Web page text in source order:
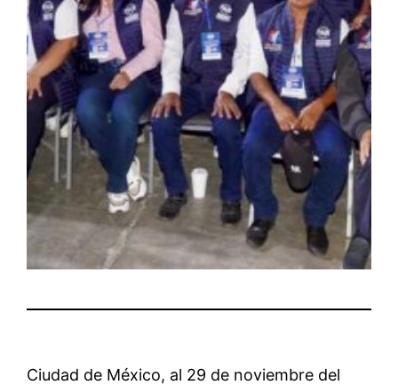
Ciudad de México, al 29 de noviembre del